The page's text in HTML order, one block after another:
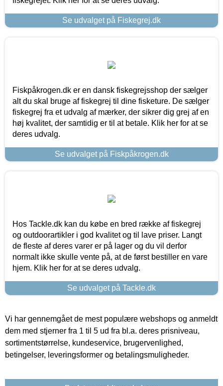
Se udvalget på Fiskegrej.dk
Fiskpåkrogen.dk er en dansk fiskegrejsshop der sælger
alt du skal bruge af fiskegrej til dine fisketure. De sælger
fiskegrej fra et udvalg af mærker, der sikrer dig grej af en
høj kvalitet, der samtidig er til at betale. Klik her for at se
deres udvalg.
Se udvalget på Fiskpåkrogen.dk
Hos Tackle.dk kan du købe en bred række af fiskegrej
og outdoorartikler i god kvalitet og til lave priser. Langt
de fleste af deres varer er på lager og du vil derfor
normalt ikke skulle vente på, at de først bestiller en vare
hjem. Klik her for at se deres udvalg.
Se udvalget på Tackle.dk
Vi har gennemgået de mest populære webshops og anmeldt
dem med stjerner fra 1 til 5 ud fra bl.a. deres prisniveau,
sortimentstørrelse, kundeservice, brugervenlighed,
betingelser, leveringsformer og betalingsmuligheder.